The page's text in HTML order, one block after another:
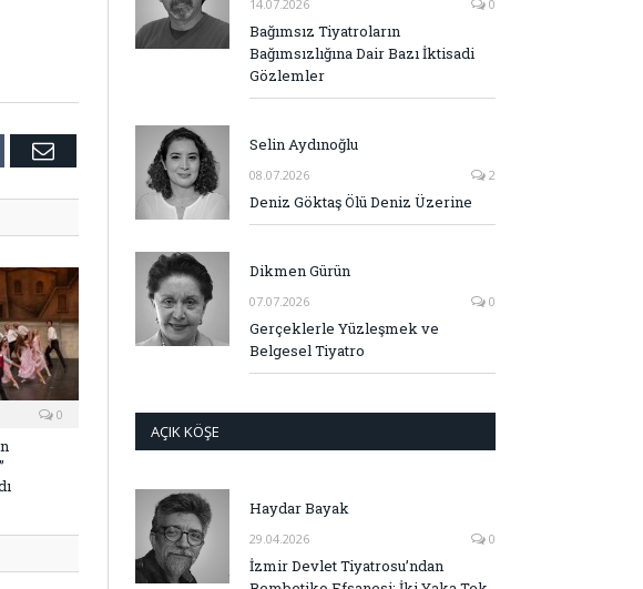
E-
0
14.07.2026 0
Bağımsız Tiyatroların
Bağımsızlığına Dair Bazı İktisadi
Gözlemler
Selin Aydınoğlu
08.07.2026 2
Deniz Göktaş Ölü Deniz Üzerine
Dikmen Gürün
07.07.2026 0
Gerçeklerle Yüzleşmek ve
Belgesel Tiyatro
AÇIK KÖŞE
Haydar Bayak
29.04.2026 0
İzmir Devlet Tiyatrosu’ndan